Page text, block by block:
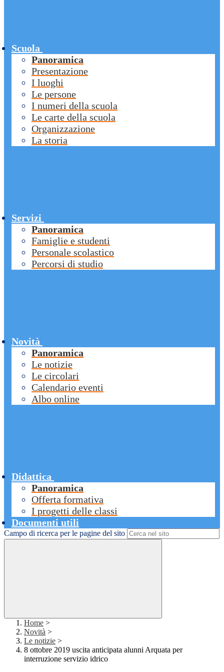
Scuola
Panoramica
Presentazione
I luoghi
Le persone
I numeri della scuola
Le carte della scuola
Organizzazione
La storia
Servizi
Panoramica
Famiglie e studenti
Personale scolastico
Percorsi di studio
Novità
Panoramica
Le notizie
Le circolari
Calendario eventi
Albo online
Didattica
Panoramica
Offerta formativa
I progetti delle classi
Documenti utili
Campo di ricerca per le pagine del sito
Home >
Novità >
Le notizie >
8 ottobre 2019 uscita anticipata alunni Arquata per
interruzione servizio idrico